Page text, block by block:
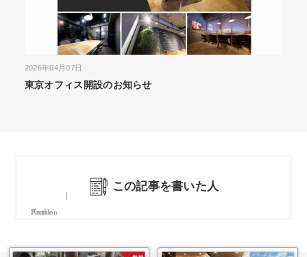
2026年03月31日
施工実績を更新しました｜デザイナーズ賃貸マンション
この記事を書いた人
Name
Position
Profile